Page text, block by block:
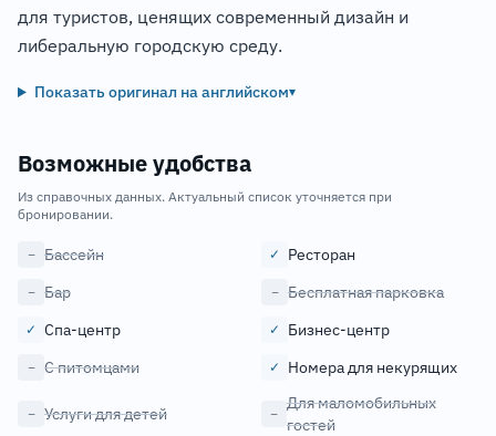
для туристов, ценящих современный дизайн и
либеральную городскую среду.
Показать оригинал на английском▾
Возможные удобства
Из справочных данных. Актуальный список уточняется при
бронировании.
− Бассейн ✓ Ресторан
− Бар − Бесплатная парковка
✓ Спа-центр ✓ Бизнес-центр
− С питомцами ✓ Номера для некурящих
− Услуги для детей −
Для маломобильных
гостей